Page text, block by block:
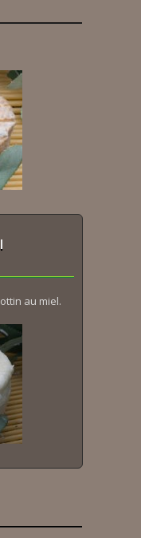
au miel.